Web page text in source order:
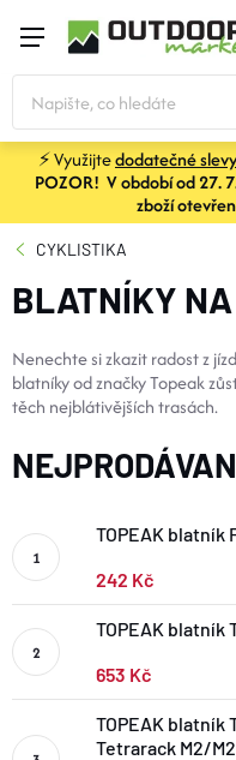
obsah
STANY
SPACÁKY
KARIMATKY
BOTY A PONOŽKY
DOPLŇKY
VYBAVENÍ
⚡ Využijtedodatečné slevy
POZOR! V období od 27.
zboží
CYKLISTIKA
BLATNÍKY NA
Nenechte si zkazit radost z
blatníky od značky Topeak
těch nejblátivějších trasách.​
TOPEAK blatník
242 Kč
TOPEAK blatník
653 Kč
TOPEAK blatník
Tetrarack M2/